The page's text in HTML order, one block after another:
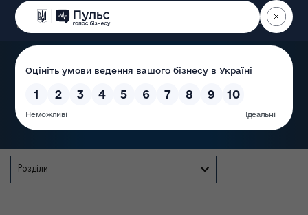
Пошук
Розділи